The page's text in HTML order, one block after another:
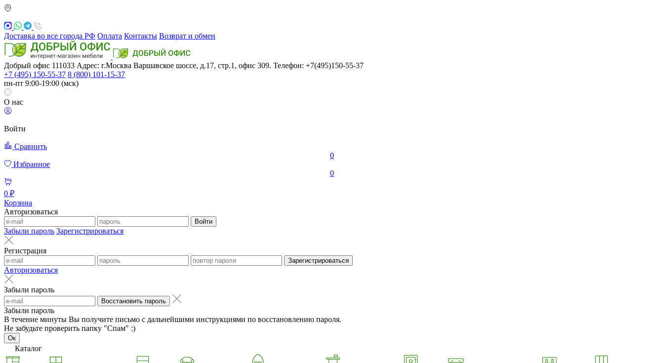
Доставка во все города РФ Оплата Контакты Возврат и обмен
Добрый офис 111033 Адрес: г.Москва Варшавское шоссе, д.17, стр.1, офис 309. Телефон: +7(495)150-55-37
+7 (495) 150-55-37 8 (800) 101-15-37
пн-пт 9:00-19:00 (мск)
О нас
Войти
Сравнить
0
Избранное
0
0 ₽
Корзина
Авторизоваться
Войти
Забыли пароль Зарегистрироваться
Регистрация
Зарегистрироваться
Авторизоваться
Забыли пароль
Восстановить пароль
Забыли пароль
В течение минуты Вы получите письмо с дальнейшими инструкциями по восстановлению пароля.
Не забудьте проверить папку "Спам" :)
Ок
Каталог